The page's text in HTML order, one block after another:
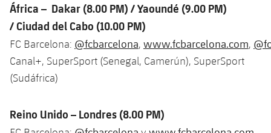
Jugadores
Historia
Clasificaciones
Juvenil
Infantil
Alevín
Atletismo
plusicon
más
Actualidad
Masculino
Femenino
Baloncesto en silla de ruedas
plusicon
más
Actualidad
Jugadores
Actualidad
Hockey hierba
plusicon
más
África – Dakar (8.00 PM) / Yaoundé (9.00 PM)
/ Ciudad del Cabo (10.00 PM)
FC Barcelona: @fcbarcelona, www.fcbarcelona.com,
Canal+, SuperSport (Senegal, Camerún), SuperSport
(Sudáfrica)
Reino Unido – Londres (8.00 PM)